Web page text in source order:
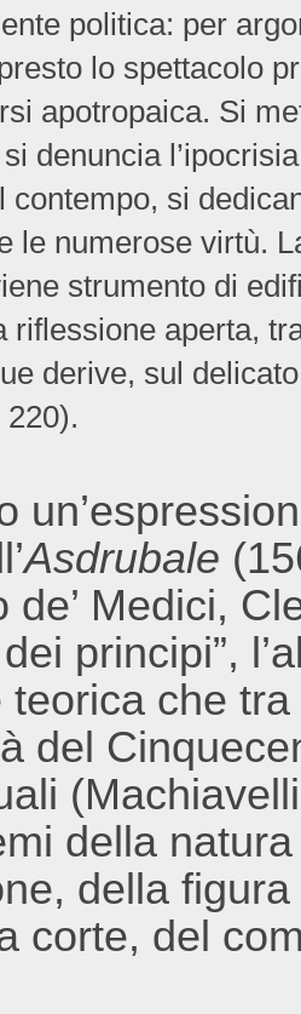
politica: per
lo spettacolo
apotropaica. Si
denuncia
contempo, si
le numerose virtù.
strumento di
riflessione aperta,
derive, sul
Asdrubale
de’ Medici,
principi”,
teorica che
del
della
della
corte, del